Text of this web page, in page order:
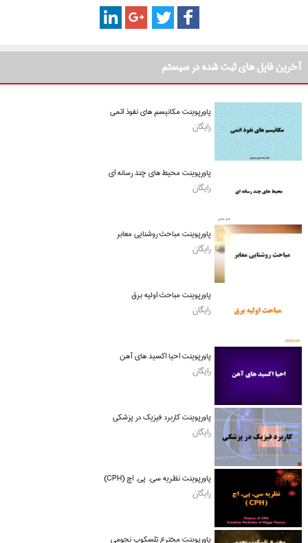
آخرین فایل های ثبت شده در سیستم
پاورپوینت مکانیسم های نفوذ اتمی
رایگان
پاورپوینت محیط های چند رسانه ای
رایگان
پاورپوینت مباحث روشنایی معابر
رایگان
پاورپوینت مباحث اولیه برق
رایگان
پاورپوینت احیا اکسید های آهن
رایگان
پاورپوینت کاربرد فیزیک در پزشکی
رایگان
پاورپوینت نظریه سی. پی. اچ (CPH)
رایگان
پاورپوینت مخترع تلسکوپ نجومی